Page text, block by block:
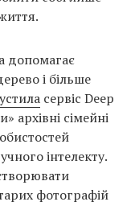
допомагає
і більше
сервіс Deep
архівні сімейні
інтелекту.
фотографій